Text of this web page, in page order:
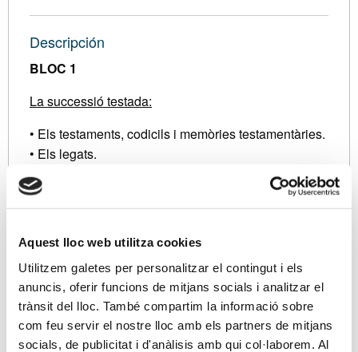
Aquest lloc web utilitza cookies
Utilitzem galetes per personalitzar el contingut i els
anuncis, oferir funcions de mitjans socials i analitzar el
trànsit del lloc. També compartim la informació sobre
com feu servir el nostre lloc amb els partners de mitjans
socials, de publicitat i d'anàlisis amb qui col·laborem. Al
Descripción
BLOC 1
La successió testada:
• Els testaments, codicils i memòries testamentàries.
• Els legats.
• El marmessor.
• Els fideïcomisos.
• La nul•litat i ineficàcia dels testaments i
disposicions testamentàries.
• La institució de l’hereu.
• L’hereu sota condició.
• Disposicions fiduciàries: la designació de l’hereu
per fiduciari. Els hereus i legataris de confiança.
• Les substitucions hereditàries.